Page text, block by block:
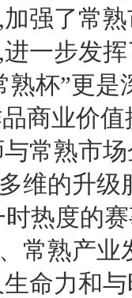
强了常
一步发
熟杯”更是
商业价
常熟市
维的升级
热度的
常熟产业
命力和